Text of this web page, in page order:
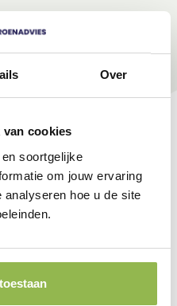
Over
van cookies
soortgelijke
om jouw ervaring
hoe u de site